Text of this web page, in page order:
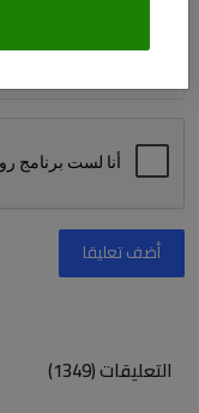
أضف تعليقا
التعليقات (1349)